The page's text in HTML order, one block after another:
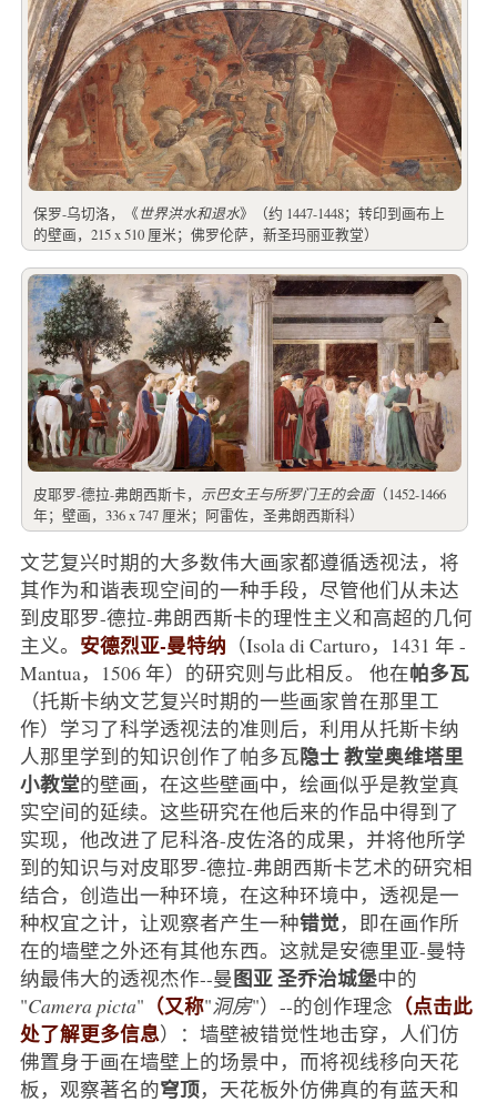
保罗-乌切洛，《世界洪水和退水》（约 1447-1448；转印到画布上
的壁画，215 x 510 厘米；佛罗伦萨，新圣玛丽亚教堂）
皮耶罗-德拉-弗朗西斯卡， 示巴女王与所罗门王的会面（1452-1466
年；壁画，336 x 747 厘米；阿雷佐，圣弗朗西斯科）
文艺复兴时期的大多数伟大画家都遵循透视法，将
其作为和谐表现空间的一种手段，尽管他们从未达
到皮耶罗-德拉-弗朗西斯卡的理性主义和高超的几何
主义。 安德烈亚-曼特纳 （Isola di Carturo，1431 年 -
Mantua，1506 年）的研究则与此相反。 他在帕多瓦
（托斯卡纳文艺复兴时期的一些画家曾在那里工
作）学习了科学透视法的准则后，利用从托斯卡纳
人那里学到的知识创作了帕多瓦隐士教堂奥维塔里
小教堂的壁画，在这些壁画中，绘画似乎是教堂真
实空间的延续。这些研究在他后来的作品中得到了
实现，他改进了尼科洛-皮佐洛的成果，并将他所学
到的知识与对皮耶罗-德拉-弗朗西斯卡艺术的研究相
结合，创造出一种环境，在这种环境中，透视是一
种权宜之计，让观察者产生一种错觉，即在画作所
在的墙壁之外还有其他东西。这就是安德里亚-曼特
纳最伟大的透视杰作--曼图亚圣乔治城堡中的
"Camera picta" （又称"洞房"）--的创作理念 （点击此
处了解更多信息）：墙壁被错觉性地击穿，人们仿
佛置身于画在墙壁上的场景中，而将视线移向天花
板，观察著名的穹顶，天花板外仿佛真的有蓝天和